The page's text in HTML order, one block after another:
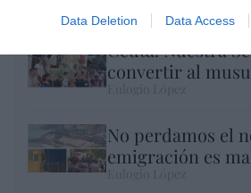
Data Deletion Data Access
Ceuta. Nuestra
convertir al
No perdamos el
emigración es